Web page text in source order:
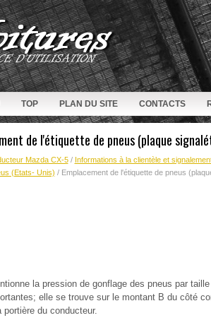
TOP PLAN DU SITE CONTACTS
de l'étiquette de pneus (plaque
Mazda CX-5/ Informations à la clientèle et
(Etats- Unis) / Emplacement de l'étiquette de pneus
la pression de gonflage des pneus par
elle se trouve sur le montant B du côté
du conducteur.